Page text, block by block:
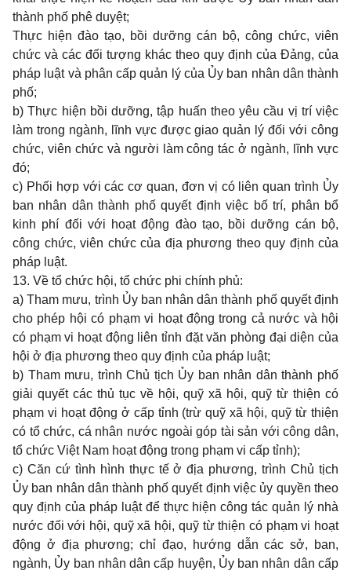
thành phố phê duyệt;
Thực hiện đào tạo, bồi dưỡng cán bộ, công chức, viên
chức và các đối tượng khác theo quy định của Đảng, của
pháp luật và phân cấp quản lý của Ủy ban nhân dân thành
phố;
b) Thực hiện bồi dưỡng, tập huấn theo yêu cầu vị trí việc
làm trong ngành, lĩnh vực được giao quản lý đối với công
chức, viên chức và người làm công tác ở ngành, lĩnh vực
đó;
c) Phối hợp với các cơ quan, đơn vị có liên quan trình Ủy
ban nhân dân thành phố quyết định việc bố trí, phân bổ
kinh phí đối với hoạt động đào tạo, bồi dưỡng cán bộ,
công chức, viên chức của địa phương theo quy định của
pháp luật.
13. Về tổ chức hội, tổ chức phi chính phủ:
a) Tham mưu, trình Ủy ban nhân dân thành phố quyết định
cho phép hội có phạm vi hoạt động trong cả nước và hội
có phạm vi hoạt động liên tỉnh đặt văn phòng đại diện của
hội ở địa phương theo quy định của pháp luật;
b) Tham mưu, trình Chủ tịch Ủy ban nhân dân thành phố
giải quyết các thủ tục về hội, quỹ xã hội, quỹ từ thiện có
phạm vi hoạt động ở cấp tỉnh (trừ quỹ xã hội, quỹ từ thiện
có tổ chức, cá nhân nước ngoài góp tài sản với công dân,
tổ chức Việt Nam hoạt động trong phạm vi cấp tỉnh);
c) Căn cứ tình hình thực tế ở địa phương, trình Chủ tịch
Ủy ban nhân dân thành phố quyết định việc ủy quyền theo
quy định của pháp luật để thực hiện công tác quản lý nhà
nước đối với hội, quỹ xã hội, quỹ từ thiện có phạm vi hoạt
động ở địa phương; chỉ đạo, hướng dẫn các sở, ban,
ngành, Ủy ban nhân dân cấp huyện, Ủy ban nhân dân cấp